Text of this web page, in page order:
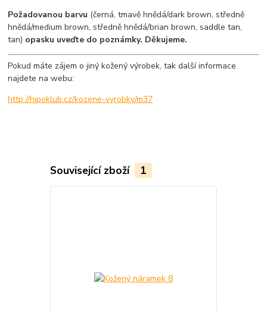
Požadovanou barvu (černá, tmavě hnědá/dark brown, středně
hnědá/medium brown, středně hnědá/brian brown, saddle tan,
tan) opasku uveďte do poznámky. Děkujeme.
Pokud máte zájem o jiný kožený výrobek, tak další informace
najdete na webu:
http://hipoklub.cz/kozene-vyrobky/m37
Související zboží 1